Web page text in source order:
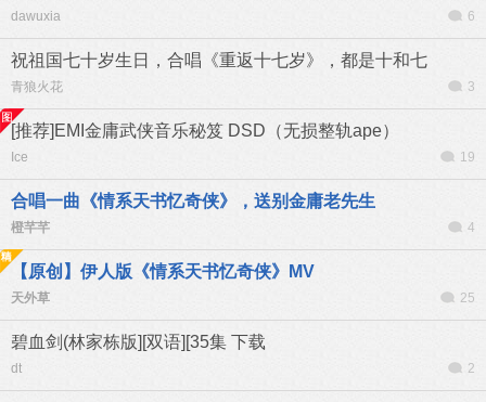
dawuxia 6
祝祖国七十岁生日，合唱《重返十七岁》，都是十和七
青狼火花 3
[推荐]EMI金庸武侠音乐秘笈 DSD（无损整轨ape）
Ice 19
合唱一曲《情系天书忆奇侠》，送别金庸老先生
橙芊芊 4
【原创】伊人版《情系天书忆奇侠》MV
天外草 25
碧血剑(林家栋版][双语][35集 下载
dt 2